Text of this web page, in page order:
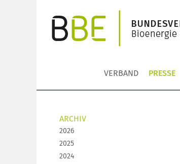
VERBAND PRESSE
ARCHIV
2026
2025
2024